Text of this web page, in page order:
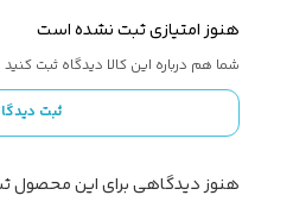
هنوز امتیازی ثبت نشده است
شما هم درباره این کالا دیدگاه ثبت کنید
ثبت
هنوز دیدگاهی برای این محصول